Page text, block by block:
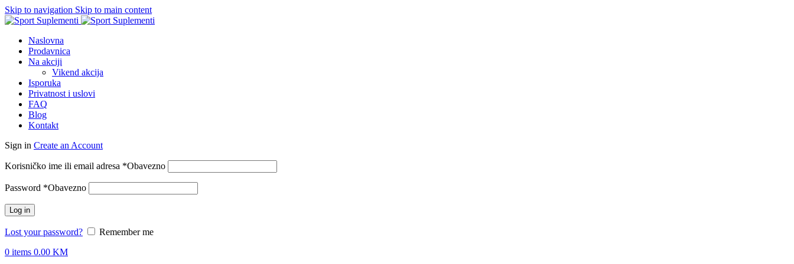
Skip to navigation Skip to main content
Naslovna
Prodavnica
Na akciji
Vikend akcija
Isporuka
Privatnost i uslovi
FAQ
Blog
Kontakt
Sign in Create an Account
Korisničko ime ili email adresa *Obavezno
Password *Obavezno
Log in
Lost your password?
Remember me
0 items 0.00 KM